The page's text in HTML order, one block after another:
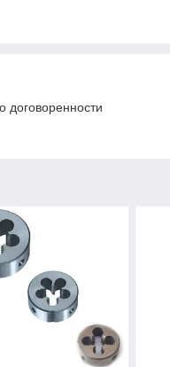
договоренности